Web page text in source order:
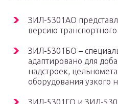
ЗИЛ-5301АО
версию транспортного
ЗИЛ-5301БО –
адаптировано для
надстроек,
оборудования узкого
ЗИЛ-5301ГО и ЗИЛ-